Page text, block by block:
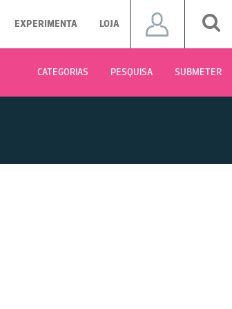
EXPERIMENTA LOJA
CATEGORIAS PESQUISA SUBMETER